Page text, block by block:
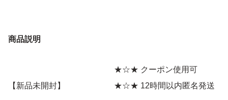
商品説明
★☆★ クーポン使用可
【新品未開封】 ★☆★ 12時間以内匿名発送